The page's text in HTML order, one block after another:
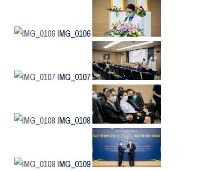
IMG_0106
IMG_0107
IMG_0108
IMG_0109